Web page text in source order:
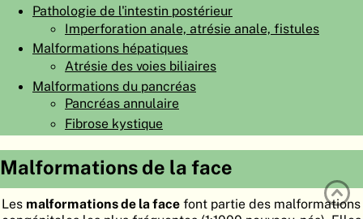
EN
Pathologie de l'intestin postérieur
Imperforation anale, atrésie anale, fistules
Malformations hépatiques
Atrésie des voies biliaires
Malformations du pancréas
Pancréas annulaire
Fibrose kystique
Malformations de la face
Les malformations de la face font partie des malformations